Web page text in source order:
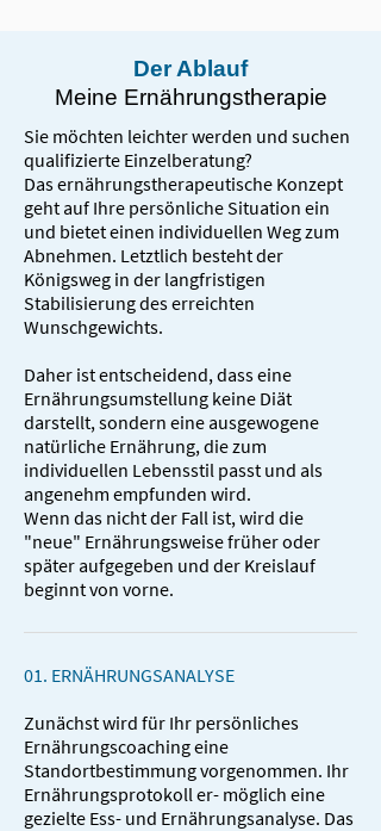
Der Ablauf
Meine Ernährungstherapie
Sie möchten leichter werden und suchen
qualifizierte Einzelberatung?
Das ernährungstherapeutische Konzept
geht auf Ihre persönliche Situation ein
und bietet einen individuellen Weg zum
Abnehmen. Letztlich besteht der
Königsweg in der langfristigen
Stabilisierung des erreichten
Wunschgewichts.
Daher ist entscheidend, dass eine
Ernährungsumstellung keine Diät
darstellt, sondern eine ausgewogene
natürliche Ernährung, die zum
individuellen Lebensstil passt und als
angenehm empfunden wird.
Wenn das nicht der Fall ist, wird die
"neue" Ernährungsweise früher oder
später aufgegeben und der Kreislauf
beginnt von vorne.
01. ERNÄHRUNGS­ANALYSE
Zunächst wird für Ihr persönliches
Ernährungscoaching eine
Standortbestimmung vorgenommen. Ihr
Ernährungsprotokoll er- möglich eine
gezielte Ess- und Ernährungsanalyse. Das